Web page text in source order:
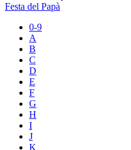
Festa del Papà
0-9
A
B
C
D
E
F
G
H
I
J
K